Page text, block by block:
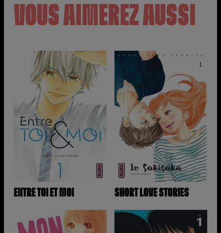
VOUS AIMEREZ AUSSI
ENTRE TOI ET MOI SHORT LOVE STORIES